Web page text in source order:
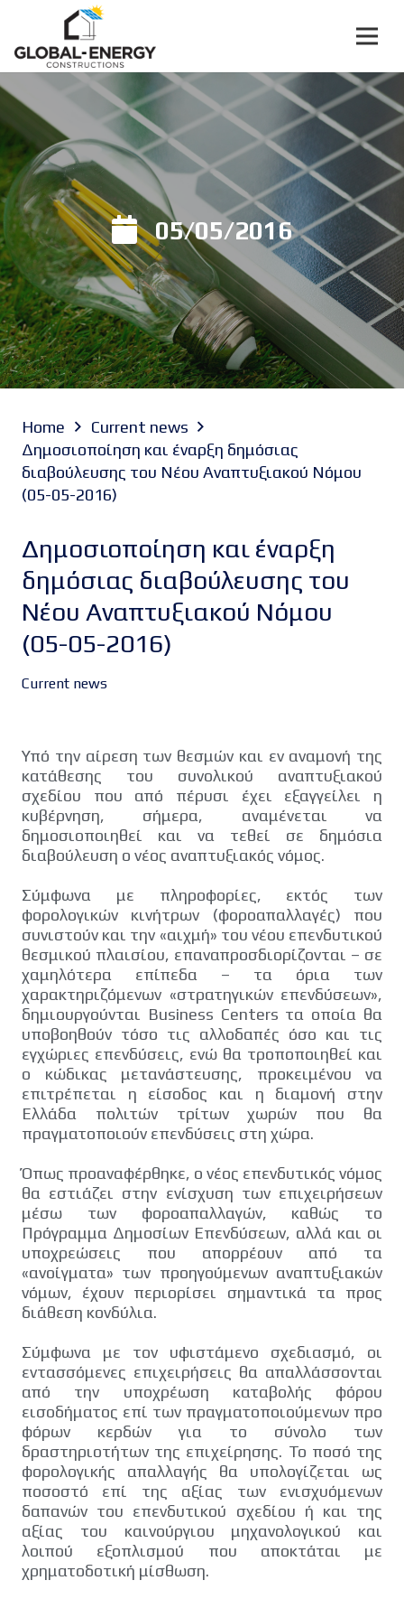
05/05/2016
Home
Current news
Δημοσιοποίηση και έναρξη δημόσιας
διαβούλευσης του Νέου Αναπτυξιακού Νόμου
(05-05-2016)
Δημοσιοποίηση και έναρξη
δημόσιας διαβούλευσης του
Νέου Αναπτυξιακού Νόμου
(05-05-2016)
Current news
Υπό την αίρεση των θεσμών και εν αναμονή της
κατάθεσης του συνολικού αναπτυξιακού
σχεδίου που από πέρυσι έχει εξαγγείλει η
κυβέρνηση, σήμερα, αναμένεται να
δημοσιοποιηθεί και να τεθεί σε δημόσια
διαβούλευση ο νέος αναπτυξιακός νόμος.
Σύμφωνα με πληροφορίες, εκτός των
φορολογικών κινήτρων (φοροαπαλλαγές) που
συνιστούν και την «αιχμή» του νέου επενδυτικού
θεσμικού πλαισίου, επαναπροσδιορίζονται – σε
χαμηλότερα επίπεδα – τα όρια των
χαρακτηριζόμενων «στρατηγικών επενδύσεων»,
δημιουργούνται Business Centers τα οποία θα
υποβοηθούν τόσο τις αλλοδαπές όσο και τις
εγχώριες επενδύσεις, ενώ θα τροποποιηθεί και
ο κώδικας μετανάστευσης, προκειμένου να
επιτρέπεται η είσοδος και η διαμονή στην
Ελλάδα πολιτών τρίτων χωρών που θα
πραγματοποιούν επενδύσεις στη χώρα.
Όπως προαναφέρθηκε, ο νέος επενδυτικός νόμος
θα εστιάζει στην ενίσχυση των επιχειρήσεων
μέσω των φοροαπαλλαγών, καθώς το
Πρόγραμμα Δημοσίων Επενδύσεων, αλλά και οι
υποχρεώσεις που απορρέουν από τα
«ανοίγματα» των προηγούμενων αναπτυξιακών
νόμων, έχουν περιορίσει σημαντικά τα προς
διάθεση κονδύλια.
Σύμφωνα με τον υφιστάμενο σχεδιασμό, οι
εντασσόμενες επιχειρήσεις θα απαλλάσσονται
από την υποχρέωση καταβολής φόρου
εισοδήματος επί των πραγματοποιούμενων προ
φόρων κερδών για το σύνολο των
δραστηριοτήτων της επιχείρησης. Το ποσό της
φορολογικής απαλλαγής θα υπολογίζεται ως
ποσοστό επί της αξίας των ενισχυόμενων
δαπανών του επενδυτικού σχεδίου ή και της
αξίας του καινούργιου μηχανολογικού και
λοιπού εξοπλισμού που αποκτάται με
χρηματοδοτική μίσθωση.